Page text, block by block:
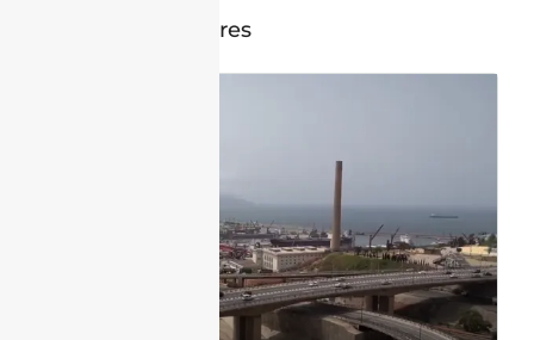
Annonces similaires